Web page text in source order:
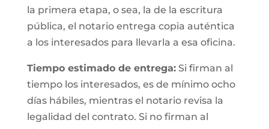
la primera etapa, o sea, la de la escritura
pública, el notario entrega copia auténtica
a los interesados para llevarla a esa oficina.
Tiempo estimado de entrega:Si firman al
tiempo los interesados, es de mínimo ocho
días hábiles, mientras el notario revisa la
legalidad del contrato. Si no firman al